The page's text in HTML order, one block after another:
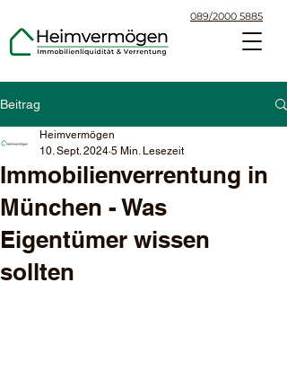
089/2000 5885
Beitrag
Immobilienverrentung in
München - Was
Eigentümer wissen
sollten
Heimvermögen
10. Sept. 2024 5 Min. Lesezeit